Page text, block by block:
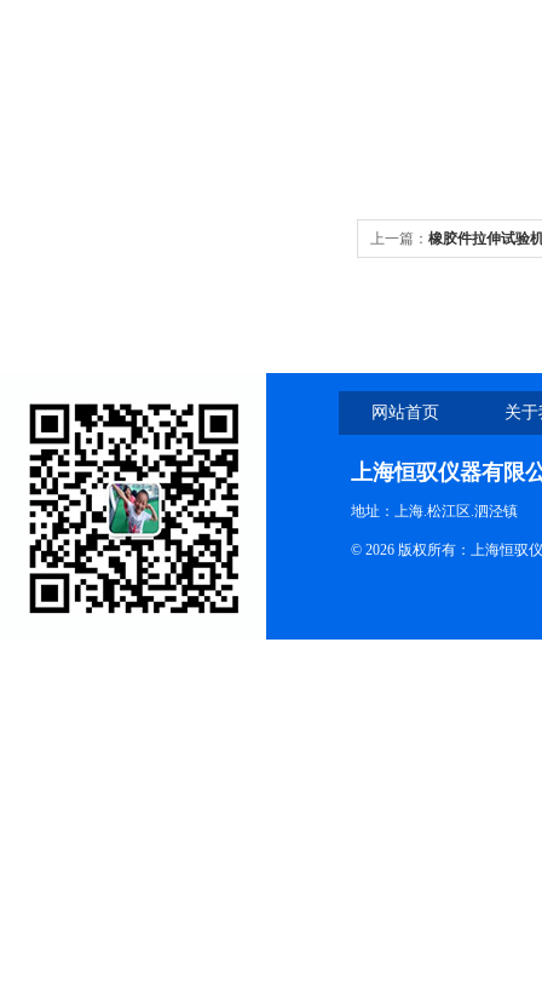
上一篇： 橡胶件拉伸试验
网站首页 关
上海恒驭仪器有限
地址：上海.松江区.泗泾镇
© 2026 版权所有：上海恒驭